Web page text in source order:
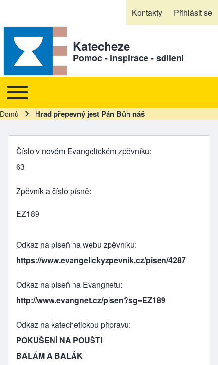
Kontakty Přihlásit se
Katecheze
Pomoc - inspirace - sdílení
Hlavní navigace
Toggle main menu
Drobečková navigace
Domů Hrad přepevný jest Pán Bůh náš
Číslo v novém Evangelickém zpěvníku
63
Zpěvník a číslo písně
EZ189
Odkaz na píseň na webu zpěvníku
https://www.evangelickyzpevnik.cz/pisen/4287
Odkaz na píseň na Evangnetu
http://www.evangnet.cz/pisen?sg=EZ189
Odkaz na katechetickou přípravu
POKUŠENÍ NA POUŠTI
BALÁM A BALÁK